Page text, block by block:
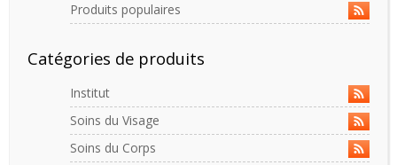
Produits populaires
Catégories de produits
Institut
Soins du Visage
Soins du Corps